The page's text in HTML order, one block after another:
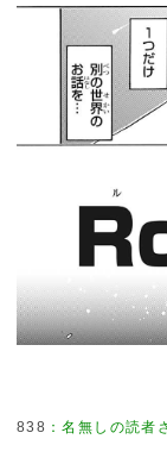
838 ：名無しの読者